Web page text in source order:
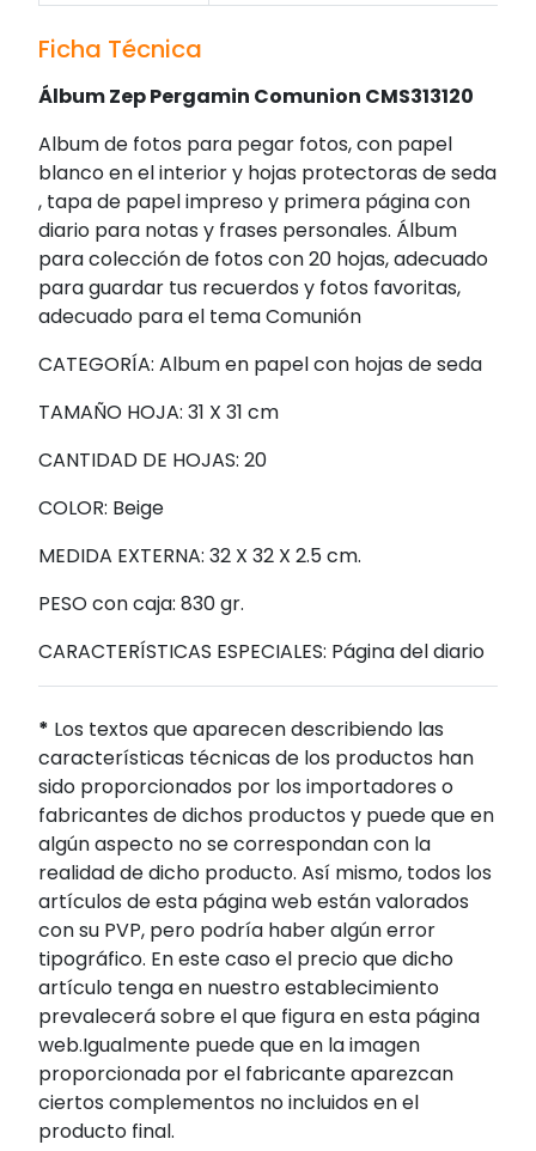
Ficha Técnica
Álbum Zep Pergamin Comunion CMS313120
Album de fotos para pegar fotos, con papel
blanco en el interior y hojas protectoras de seda
, tapa de papel impreso y primera página con
diario para notas y frases personales. Álbum
para colección de fotos con 20 hojas, adecuado
para guardar tus recuerdos y fotos favoritas,
adecuado para el tema Comunión
CATEGORÍA: Album en papel con hojas de seda
TAMAÑO HOJA: 31 X 31 cm
CANTIDAD DE HOJAS: 20
COLOR: Beige
MEDIDA EXTERNA: 32 X 32 X 2.5 cm.
PESO con caja: 830 gr.
CARACTERÍSTICAS ESPECIALES: Página del diario
* Los textos que aparecen describiendo las
características técnicas de los productos han
sido proporcionados por los importadores o
fabricantes de dichos productos y puede que en
algún aspecto no se correspondan con la
realidad de dicho producto. Así mismo, todos los
artículos de esta página web están valorados
con su PVP, pero podría haber algún error
tipográfico. En este caso el precio que dicho
artículo tenga en nuestro establecimiento
prevalecerá sobre el que figura en esta página
web.Igualmente puede que en la imagen
proporcionada por el fabricante aparezcan
ciertos complementos no incluidos en el
producto final.